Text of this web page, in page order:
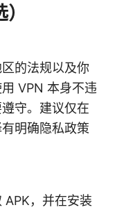
的法规以及你
VPN 本身不违
守。建议仅在
明确隐私政策
APK，并在安装